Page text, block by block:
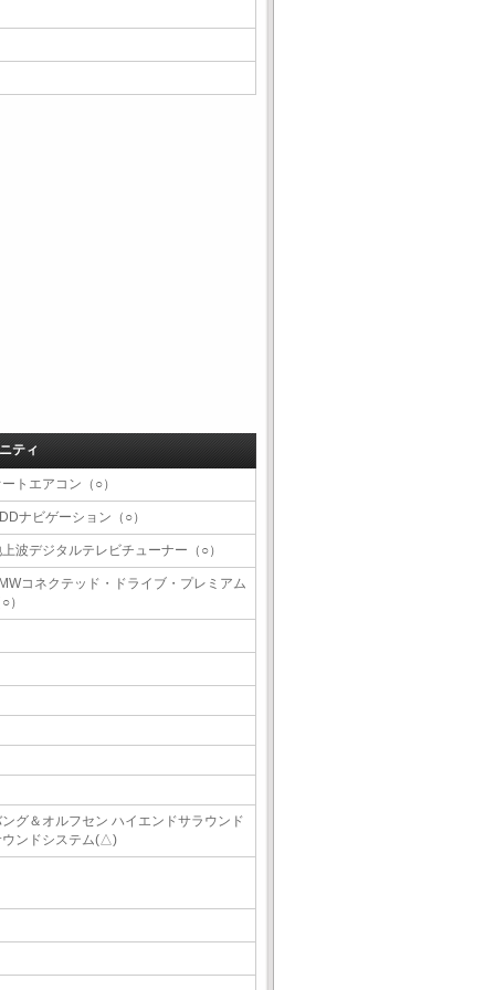
ティ
トエアコン（○）
ナビゲーション（○）
波デジタルテレビチューナー（○）
コネクテッド・ドライブ・プレミアム
）
グ＆オルフセン ハイエンドサラウンド
ウンドシステム(△)